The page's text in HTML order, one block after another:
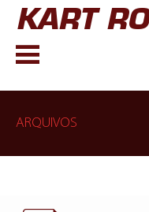
KART
ARQUIVOS